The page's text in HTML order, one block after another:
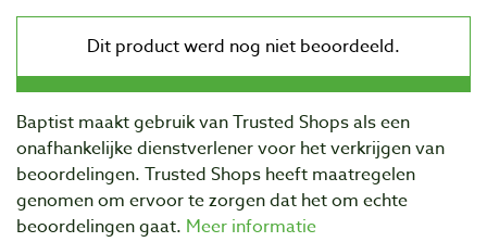
Baptist maakt gebruik van Trusted Shops als een
onafhankelijke dienstverlener voor het verkrijgen van
beoordelingen. Trusted Shops heeft maatregelen
genomen om ervoor te zorgen dat het om echte
beoordelingen gaat. Meer informatie